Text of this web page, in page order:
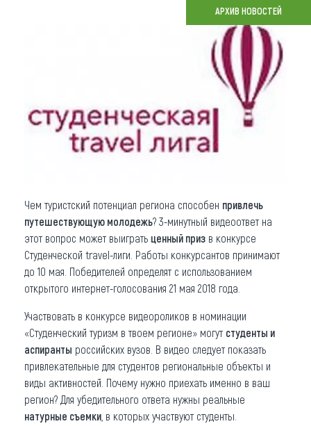
Коллекция впечатлений
Другие рубрики
АРХИВ НОВОСТЕЙ
Чем туристский потенциал региона способен привлечь
путешествующую молодежь? 3-минутный видеоответ на
этот вопрос может выиграть ценный приз в конкурсе
Студенческой travel-лиги. Работы конкурсантов принимают
до 10 мая. Победителей определят с использованием
открытого интернет-голосования 21 мая 2018 года.
Участвовать в конкурсе видеороликов в номинации
«Студенческий туризм в твоем регионе» могут студенты и
аспиранты российских вузов. В видео следует показать
привлекательные для студентов региональные объекты и
виды активностей. Почему нужно приехать именно в ваш
регион? Для убедительного ответа нужны реальные
натурные съемки , в которых участвуют студенты.